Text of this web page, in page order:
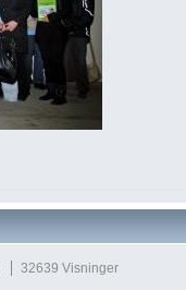
32639 Visninger